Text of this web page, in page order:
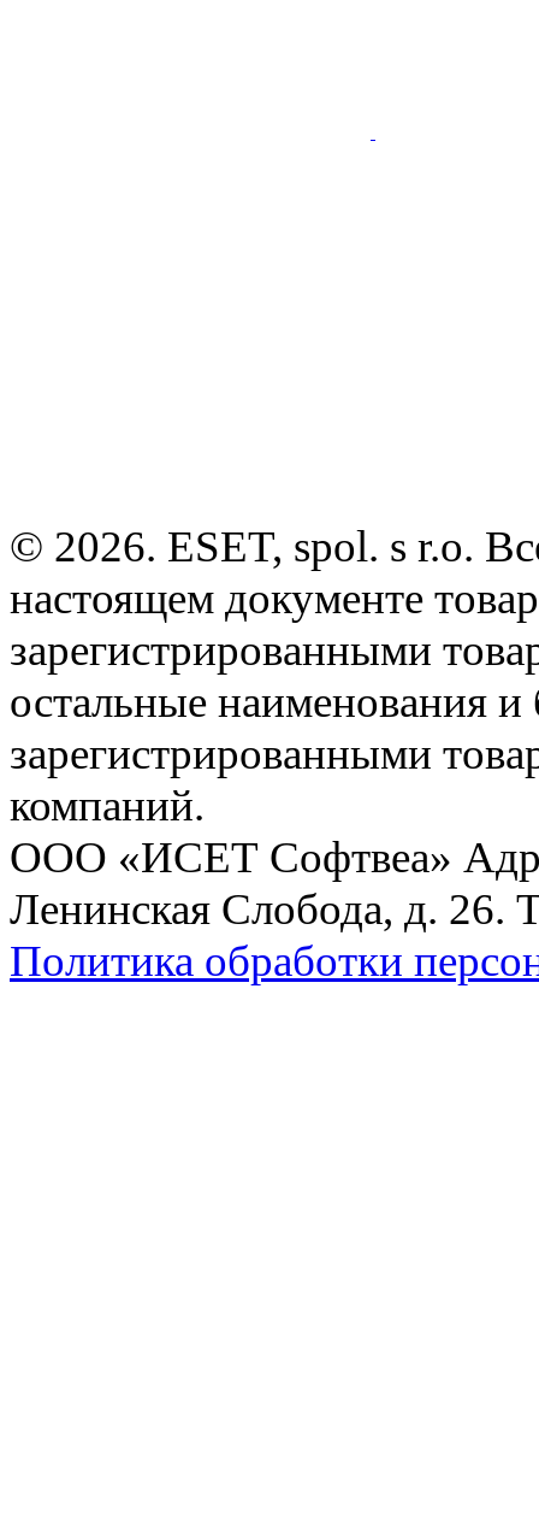
© 2026. ESET, spol. s r.o.
настоящем документе
зарегистрированными
остальные наименования
зарегистрированными
компаний.
ООО «ИСЕТ Софтвеа»
Ленинская Слобода, д. 26.
Политика обработки